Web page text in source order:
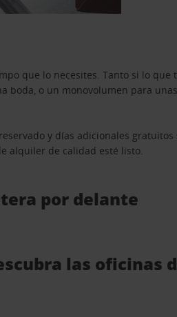
que lo necesites. Tanto si lo
o un monovolumen para
y días adicionales
alquiler de calidad esté listo.
por delante
las oficinas